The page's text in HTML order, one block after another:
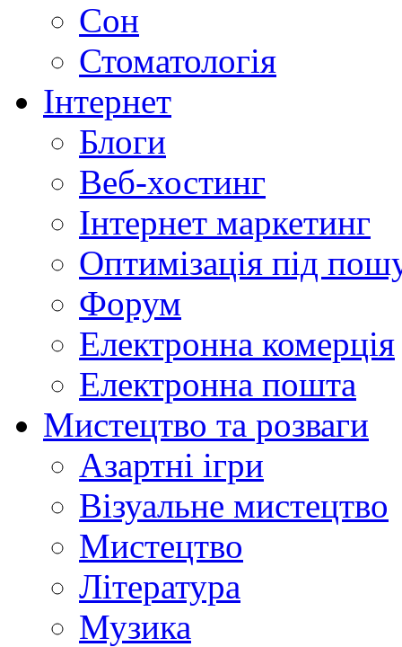
Сон
Стоматологія
Інтернет
Блоги
Веб-хостинг
Інтернет маркетинг
Оптимізація під
Форум
Електронна комерція
Електронна пошта
Мистецтво та розваги
Азартні ігри
Візуальне мистецтво
Мистецтво
Література
Музика